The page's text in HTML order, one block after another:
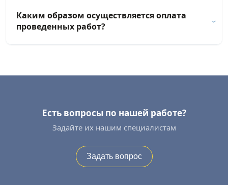
Каким образом осуществляется оплата
проведенных работ?
Есть вопросы по нашей работе?
Задайте их нашим специалистам
Задать вопрос